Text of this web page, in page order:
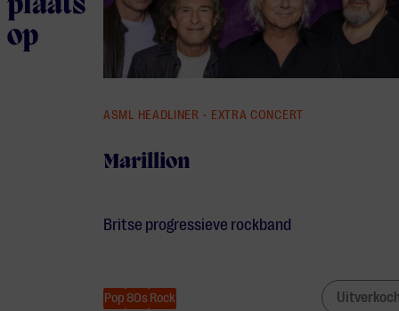
op
Marillion
ASML HEADLINER • EXTRA CONCERT
Britse progressieve rockband
Pop80s Rock